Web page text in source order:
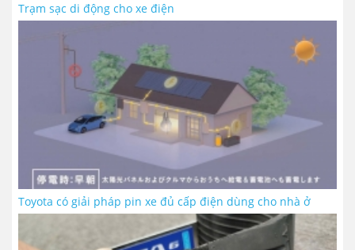
Trạm sạc di động cho xe điện
Toyota có giải pháp pin xe đủ cấp điện dùng cho nhà ở